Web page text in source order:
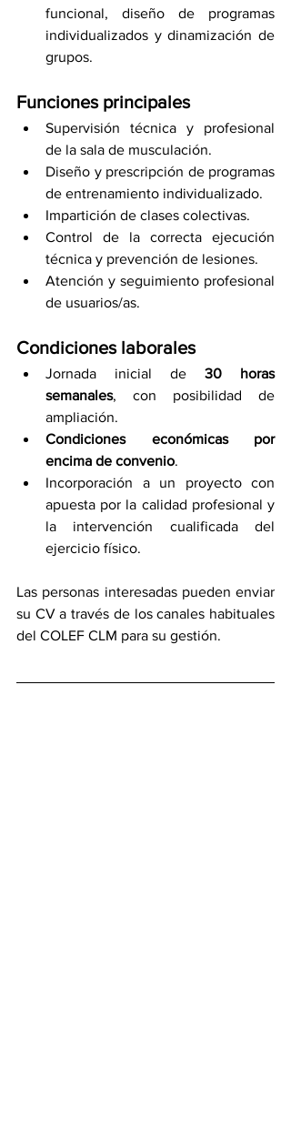
funcional, diseño de programas
individualizados y dinamización de
grupos.
Funciones principales
Supervisión técnica y profesional
de la sala de musculación.
Diseño y prescripción de programas
de entrenamiento individualizado.
Impartición de clases colectivas.
Control de la correcta ejecución
técnica y prevención de lesiones.
Atención y seguimiento profesional
de usuarios/as.
Condiciones laborales
Jornada inicial de 30 horas
semanales, con posibilidad de
ampliación.
Condiciones económicas por
encima de convenio.
Incorporación a un proyecto con
apuesta por la calidad profesional y
la intervención cualificada del
ejercicio físico.
Las personas interesadas pueden enviar
su CV a través de los canales habituales
del COLEF CLM para su gestión.